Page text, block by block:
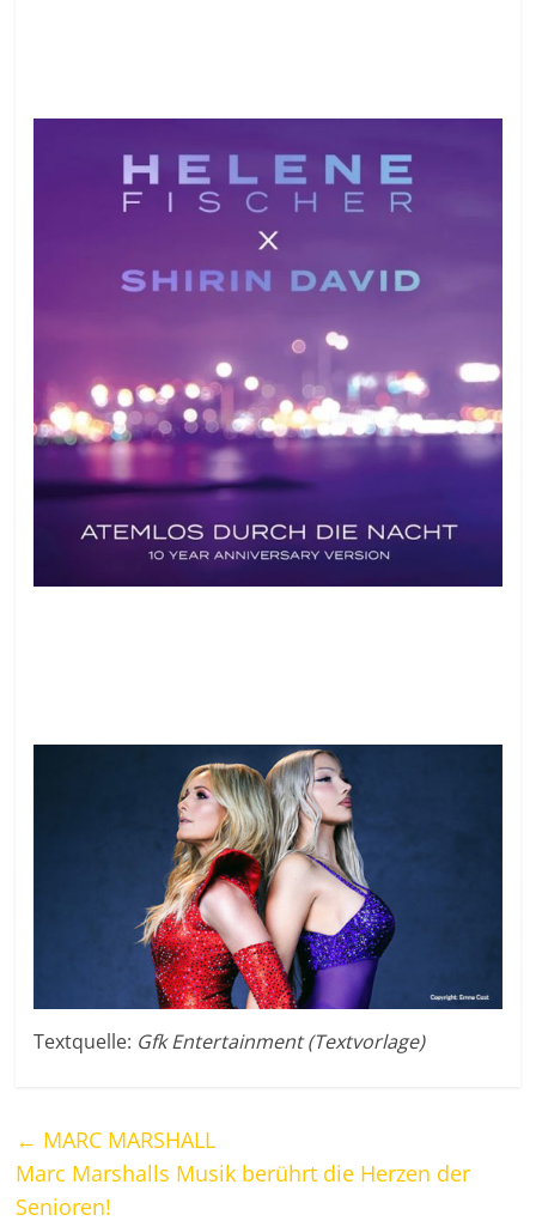
Textquelle: Gfk Entertainment (Textvorlage)
← MARC MARSHALL
Marc Marshalls Musik berührt die Herzen der
Senioren!